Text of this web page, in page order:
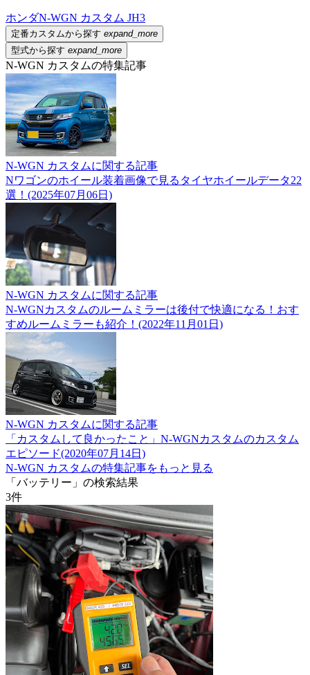
ホンダN-WGN カスタム JH3
定番カスタムから探す expand_more
型式から探す expand_more
N-WGN カスタムの特集記事
N-WGN カスタムに関する記事
Nワゴンのホイール装着画像で見るタイヤホイールデータ22
選！(2025年07月06日)
N-WGN カスタムに関する記事
N-WGNカスタムのルームミラーは後付で快適になる！おす
すめルームミラーも紹介！(2022年11月01日)
N-WGN カスタムに関する記事
「カスタムして良かったこと」N-WGNカスタムのカスタム
エピソード(2020年07月14日)
N-WGN カスタムの特集記事をもっと見る
「バッテリー」の検索結果
3件